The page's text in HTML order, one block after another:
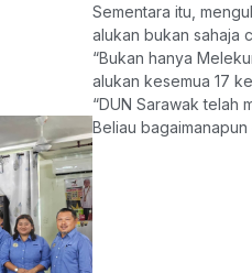
Sementara itu,
alukan bukan sahaja
“Bukan hanya
alukan kesemua 17
“DUN Sarawak telah
Beliau